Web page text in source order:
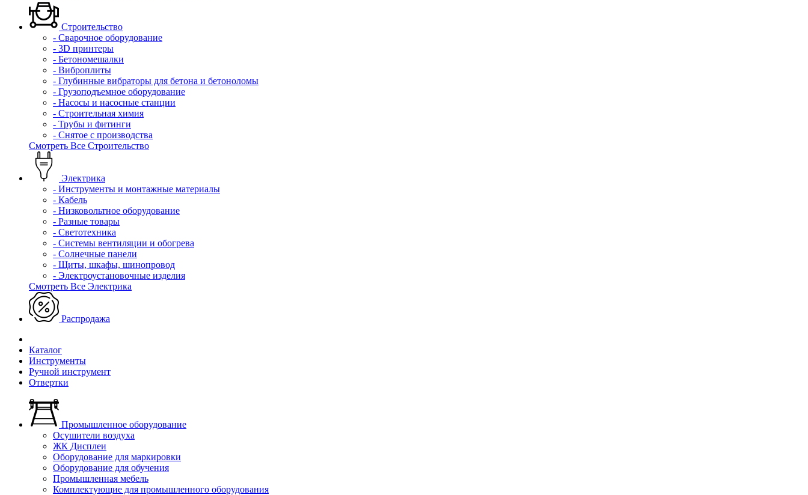
Строительство
- Сварочное оборудование
- 3D принтеры
- Бетономешалки
- Виброплиты
- Глубинные вибраторы для бетона и бетоноломы
- Грузоподъемное оборудование
- Насосы и насосные станции
- Строительная химия
- Трубы и фитинги
- Снятое с производства
Смотреть Все Строительство
Электрика
- Инструменты и монтажные материалы
- Кабель
- Низковольтное оборудование
- Разные товары
- Светотехника
- Системы вентиляции и обогрева
- Солнечные панели
- Щиты, шкафы, шинопровод
- Электроустановочные изделия
Смотреть Все Электрика
Распродажа
Каталог
Инструменты
Ручной инструмент
Отвертки
Промышленное оборудование
Осушители воздуха
ЖК Дисплеи
Оборудование для маркировки
Оборудование для обучения
Промышленная мебель
Комплектующие для промышленного оборудования